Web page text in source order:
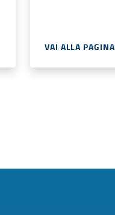
VAI ALLA PAGINA